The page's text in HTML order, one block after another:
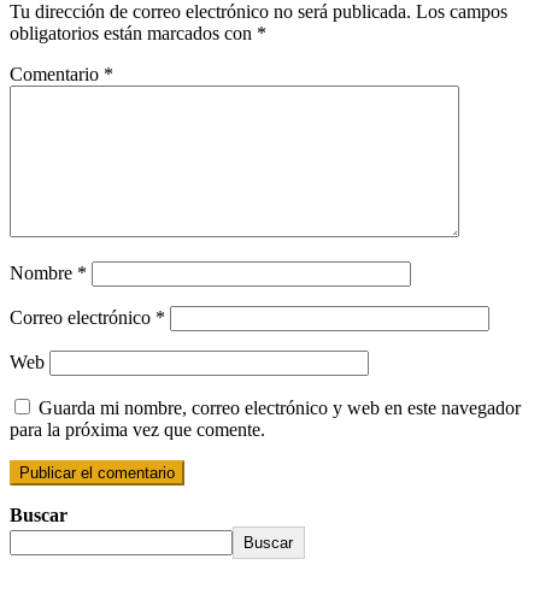
Tu dirección de correo electrónico no será publicada. Los campos
obligatorios están marcados con *
Comentario *
Nombre *
Correo electrónico *
Web
Guarda mi nombre, correo electrónico y web en este navegador
para la próxima vez que comente.
Buscar
Buscar